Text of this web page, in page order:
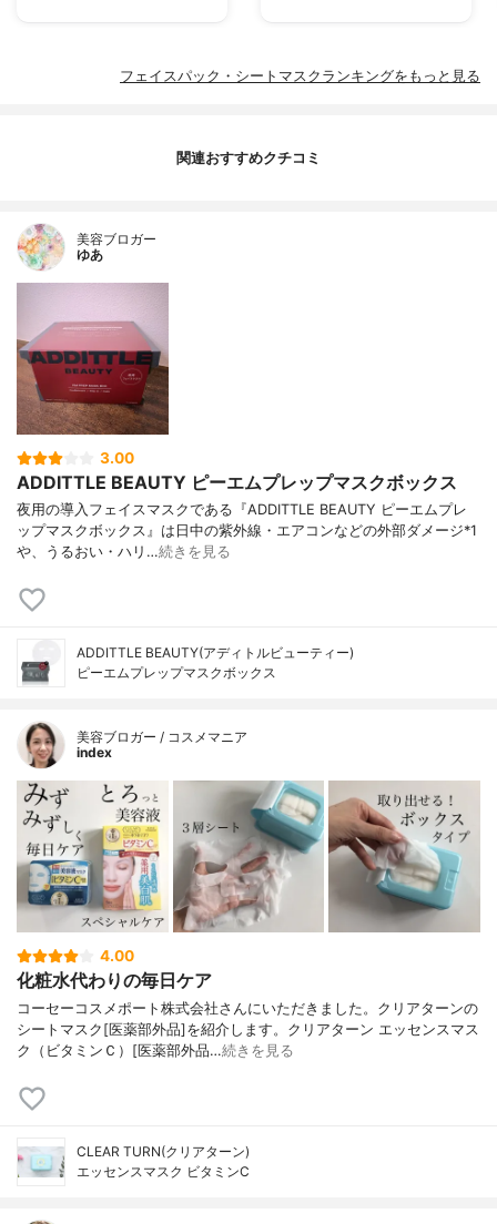
フェイスパック・シートマスクランキングをもっと見る
関連おすすめクチコミ
美容ブロガー
ゆあ
3.00
ADDITTLE BEAUTY ピーエムプレップマスクボックス
夜用の導入フェイスマスクである『ADDITTLE BEAUTY ピーエムプレ
ップマスクボックス』は日中の紫外線・エアコンなどの外部ダメージ*1
や、うるおい・ハリ…続きを見る
ADDITTLE BEAUTY(アディトルビューティー)
ピーエムプレップマスクボックス
美容ブロガー / コスメマニア
index
4.00
化粧水代わりの毎日ケア
コーセーコスメポート株式会社さんにいただきました。クリアターンの
シートマスク[医薬部外品]を紹介します。クリアターン エッセンスマス
ク（ビタミンＣ）[医薬部外品…続きを見る
CLEAR TURN(クリアターン)
エッセンスマスク ビタミンC